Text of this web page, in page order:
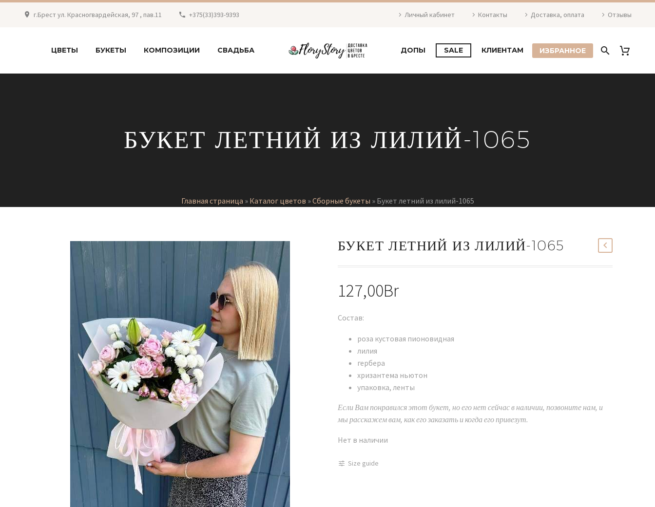
г.Брест ул. Красногвардейская, 97 , пав.11 +375(33)393-9393 Личный кабинет Контакты Доставка, оплата Отзывы
ЦВЕТЫ БУКЕТЫ КОМПОЗИЦИИ СВАДЬБА ДОПЫ SALE КЛИЕНТАМ ИЗБРАННОЕ
БУКЕТ ЛЕТНИЙ ИЗ ЛИЛИЙ-1065
Главная страница » Каталог цветов »Сборные букеты » Букет летний из лилий-1065
БУКЕТ ЛЕТНИЙ ИЗ ЛИЛИЙ-1065
127,00Br
Состав:
роза кустовая пионовидная
лилия
гербера
хризантема ньютон
упаковка, ленты
Если Вам понравился этот букет, но его нет сейчас в наличии, позвоните нам, и
мы расскажем вам, как его заказать и когда его привезут.
Нет в наличии
Size guide